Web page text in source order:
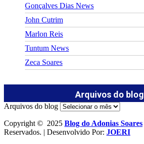
Gonçalves Dias News
John Cutrim
Marlon Reis
Tuntum News
Zeca Soares
Arquivos do blog
Arquivos do blog
Copyright © 2025 Blog do Adonias Soares
Reservados. | Desenvolvido Por: JOERI